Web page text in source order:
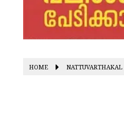
HOME NATTUVARTHAKAL